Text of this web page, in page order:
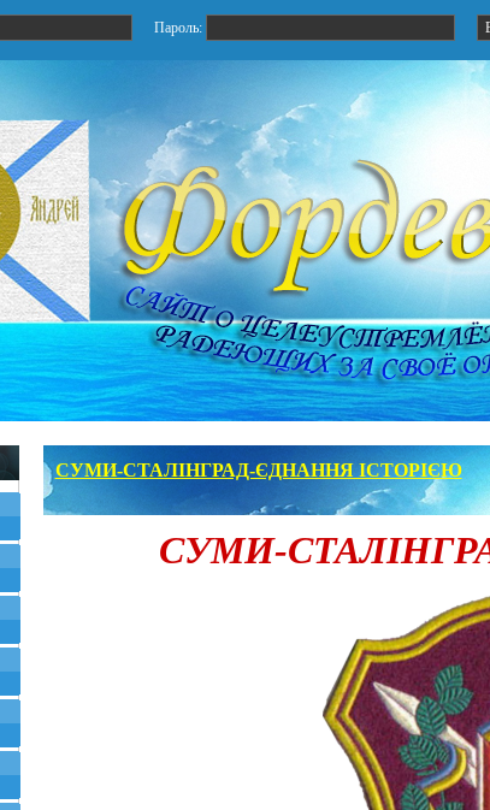
Пароль:
СУМИ-СТАЛІНГРАД-ЄДНАННЯ ІСТОРІЄЮ
СУМИ-